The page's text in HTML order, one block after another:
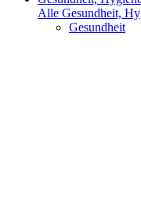
Alle Gesundheit,
Gesundheit